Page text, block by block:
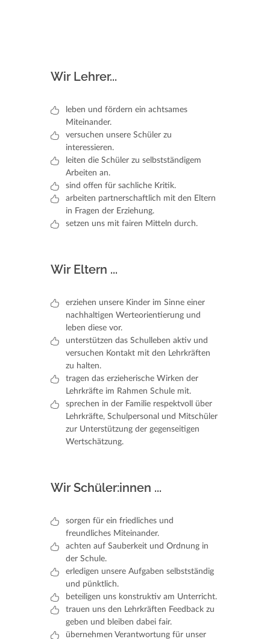
Wir Lehrer...
leben und fördern ein achtsames
Miteinander.
versuchen unsere Schüler zu
interessieren.
leiten die Schüler zu selbstständigem
Arbeiten an.
sind offen für sachliche Kritik.
arbeiten partnerschaftlich mit den Eltern
in Fragen der Erziehung.
setzen uns mit fairen Mitteln durch.
Wir Eltern ...
erziehen unsere Kinder im Sinne einer
nachhaltigen Werteorientierung und
leben diese vor.
unterstützen das Schulleben aktiv und
versuchen Kontakt mit den Lehrkräften
zu halten.
tragen das erzieherische Wirken der
Lehrkräfte im Rahmen Schule mit.
sprechen in der Familie respektvoll über
Lehrkräfte, Schulpersonal und Mitschüler
zur Unterstützung der gegenseitigen
Wertschätzung.
Wir Schüler:innen ...
sorgen für ein friedliches und
freundliches Miteinander.
achten auf Sauberkeit und Ordnung in
der Schule.
erledigen unsere Aufgaben selbstständig
und pünktlich.
beteiligen uns konstruktiv am Unterricht.
trauen uns den Lehrkräften Feedback zu
geben und bleiben dabei fair.
übernehmen Verantwortung für unser